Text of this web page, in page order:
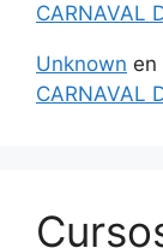
CARNAVAL
Unknown en
CARNAVAL